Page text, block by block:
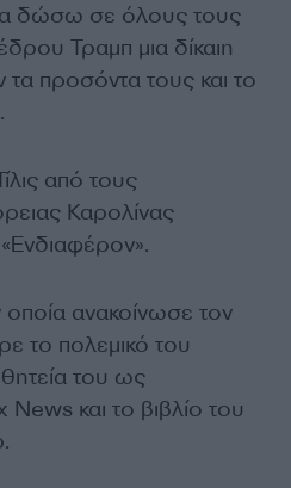
δώσω σε όλους τους
Τραμπ μια δίκαιη
προσόντα τους και το
από τους
Καρολίνας
ανακοίνωσε τον
το πολεμικό του
του ως
και το βιβλίο του